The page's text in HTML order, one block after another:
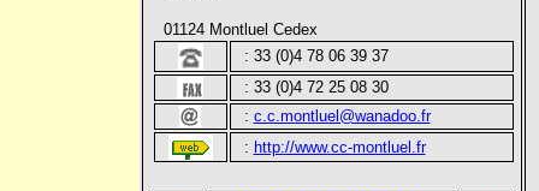
01124 Montluel Cedex
: 33 (0)4 78 06 39 37
: 33 (0)4 72 25 08 30
: c.c.montluel@wanadoo.fr
: http://www.cc-montluel.fr